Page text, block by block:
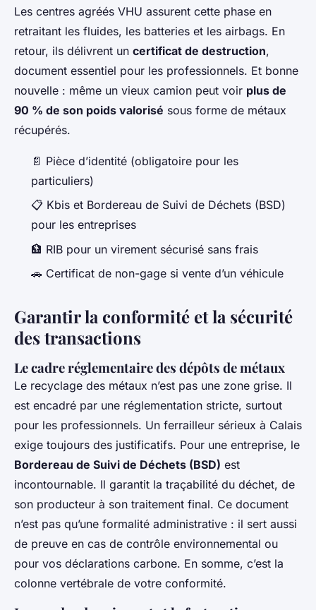
Les centres agréés VHU assurent cette phase en
retraitant les fluides, les batteries et les airbags. En
retour, ils délivrent un certificat de destruction,
document essentiel pour les professionnels. Et bonne
nouvelle : même un vieux camion peut voir plus de
90 % de son poids valorisé sous forme de métaux
récupérés.
📄 Pièce d’identité (obligatoire pour les
particuliers)
📋 Kbis et Bordereau de Suivi de Déchets (BSD)
pour les entreprises
🏦 RIB pour un virement sécurisé sans frais
🚗 Certificat de non-gage si vente d’un véhicule
Garantir la conformité et la sécurité
des transactions
Le cadre réglementaire des dépôts de métaux
Le recyclage des métaux n’est pas une zone grise. Il
est encadré par une réglementation stricte, surtout
pour les professionnels. Un ferrailleur sérieux à Calais
exige toujours des justificatifs. Pour une entreprise, le
Bordereau de Suivi de Déchets (BSD) est
incontournable. Il garantit la traçabilité du déchet, de
son producteur à son traitement final. Ce document
n’est pas qu’une formalité administrative : il sert aussi
de preuve en cas de contrôle environnemental ou
pour vos déclarations carbone. En somme, c’est la
colonne vertébrale de votre conformité.